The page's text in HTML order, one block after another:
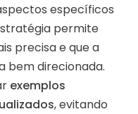
específicos
permite
precisa e que a
bem direcionada.
exemplos
, evitando